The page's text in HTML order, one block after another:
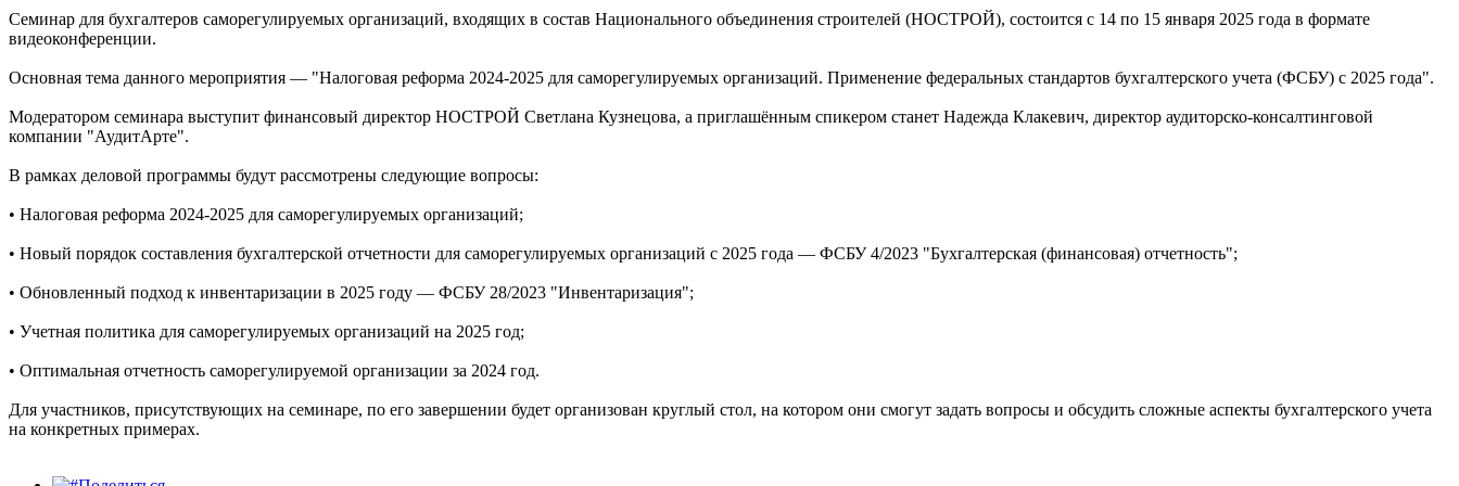
Семинар для бухгалтеров саморегулируемых организаций, входящих в состав Национального объединения строителей (НОСТРОЙ), состоится с 14 по 15 января 2025 года в формате
видеоконференции.
Основная тема данного мероприятия — "Налоговая реформа 2024-2025 для саморегулируемых организаций. Применение федеральных стандартов бухгалтерского учета (ФСБУ) с 2025 года".
Модератором семинара выступит финансовый директор НОСТРОЙ Светлана Кузнецова, а приглашённым спикером станет Надежда Клакевич, директор аудиторско-консалтинговой
компании "АудитАрте".
В рамках деловой программы будут рассмотрены следующие вопросы:
• Налоговая реформа 2024-2025 для саморегулируемых организаций;
• Новый порядок составления бухгалтерской отчетности для саморегулируемых организаций с 2025 года — ФСБУ 4/2023 "Бухгалтерская (финансовая) отчетность";
• Обновленный подход к инвентаризации в 2025 году — ФСБУ 28/2023 "Инвентаризация";
• Учетная политика для саморегулируемых организаций на 2025 год;
• Оптимальная отчетность саморегулируемой организации за 2024 год.
Для участников, присутствующих на семинаре, по его завершении будет организован круглый стол, на котором они смогут задать вопросы и обсудить сложные аспекты бухгалтерского учета
на конкретных примерах.